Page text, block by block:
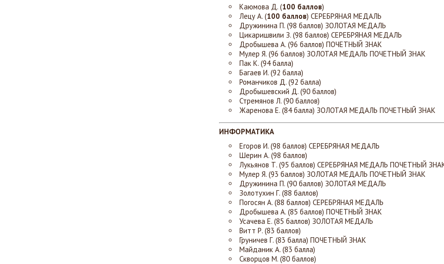
Каюмова Д. (100 баллов)
Лецу А. (100 баллов) СЕРЕБРЯНАЯ МЕДАЛЬ
Дружинина П. (98 баллов) ЗОЛОТАЯ МЕДАЛЬ
Цикаришвили З. (98 баллов) СЕРЕБРЯНАЯ МЕДАЛЬ
Дробышева А. (96 баллов) ПОЧЕТНЫЙ ЗНАК
Мулер Я. (96 баллов) ЗОЛОТАЯ МЕДАЛЬ ПОЧЕТНЫЙ ЗНАК
Пак К. (94 балла)
Багаев И. (92 балла)
Романчиков Д. (92 балла)
Дробышевский Д. (90 баллов)
Стремянов Л. (90 баллов)
Жаренова Е. (84 балла) ЗОЛОТАЯ МЕДАЛЬ ПОЧЕТНЫЙ ЗНАК
ИНФОРМАТИКА
Егоров И. (98 баллов) СЕРЕБРЯНАЯ МЕДАЛЬ
Шерин А. (98 баллов)
Лукьянов Т. (95 баллов) СЕРЕБРЯНАЯ МЕДАЛЬ ПОЧЕТНЫЙ
Мулер Я. (93 баллов) ЗОЛОТАЯ МЕДАЛЬ ПОЧЕТНЫЙ ЗНАК
Дружинина П. (90 баллов) ЗОЛОТАЯ МЕДАЛЬ
Золотухин Г. (88 баллов)
Погосян А. (88 баллов) СЕРЕБРЯНАЯ МЕДАЛЬ
Дробышева А. (85 баллов) ПОЧЕТНЫЙ ЗНАК
Усачева Е. (85 баллов) ЗОЛОТАЯ МЕДАЛЬ
Витт Р. (83 баллов)
Груничев Г. (83 балла) ПОЧЕТНЫЙ ЗНАК
Майданик А. (83 балла)
Скворцов М. (80 баллов)